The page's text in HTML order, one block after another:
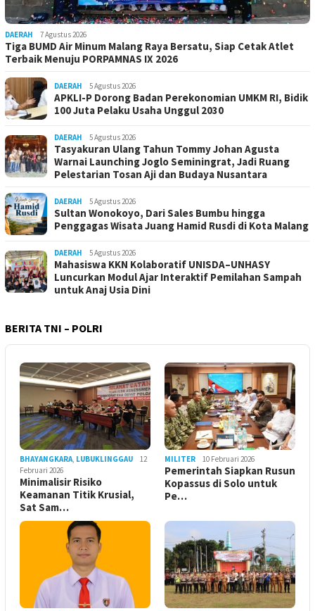
DAERAH 7 Agustus 2026
Tiga BUMD Air Minum Malang Raya Bersatu, Siap Cetak Atlet
Terbaik Menuju PORPAMNAS IX 2026
DAERAH 5 Agustus 2026
APKLI-P Dorong Badan Perekonomian UMKM RI, Bidik
100 Juta Pelaku Usaha Unggul 2030
DAERAH 5 Agustus 2026
Tasyakuran Ulang Tahun Tommy Johan Agusta
Warnai Launching Joglo Seminingrat, Jadi Ruang
Pelestarian Tosan Aji dan Budaya Nusantara
DAERAH 5 Agustus 2026
Sultan Wonokoyo, Dari Sales Bumbu hingga
Penggagas Wisata Juang Hamid Rusdi di Kota Malang
DAERAH 5 Agustus 2026
Mahasiswa KKN Kolaboratif UNISDA–UNHASY
Luncurkan Modul Ajar Interaktif Pemilahan Sampah
untuk Anaj Usia Dini
BERITA TNI – POLRI
BHAYANGKARA, LUBUKLINGGAU
12
Februari 2026
Minimalisir Risiko
Keamanan Titik Krusial,
Sat Sam…
MILITER 10 Februari 2026
Pemerintah Siapkan Rusun
Kopassus di Solo untuk
Pe…